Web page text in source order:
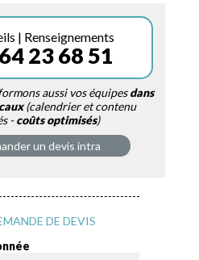
| Renseignements
23 68 51
aussi vos équipesdans
(calendrier et contenu
-coûts optimisés)
un devis intra
DE DEVIS